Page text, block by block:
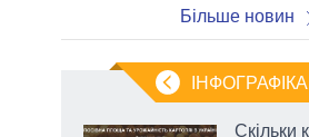
Більше новин
ІНФОГРАФІКА
Скільки